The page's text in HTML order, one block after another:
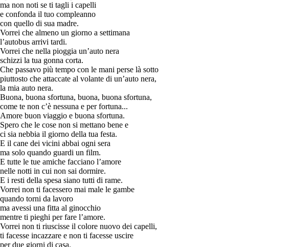
ma non noti se ti tagli i capelli
e confonda il tuo compleanno
con quello di sua madre.
Vorrei che almeno un giorno a settimana
l’autobus arrivi tardi.
Vorrei che nella pioggia un’auto nera
schizzi la tua gonna corta.
Che passavo più tempo con le mani perse là sotto
piuttosto che attaccate al volante di un’auto nera,
la mia auto nera.
Buona, buona sfortuna, buona, buona sfortuna,
come te non c’è nessuna e per fortuna...
Amore buon viaggio e buona sfortuna.
Spero che le cose non si mettano bene e
ci sia nebbia il giorno della tua festa.
E il cane dei vicini abbai ogni sera
ma solo quando guardi un film.
E tutte le tue amiche facciano l’amore
nelle notti in cui non sai dormire.
E i resti della spesa siano tutti di rame.
Vorrei non ti facessero mai male le gambe
quando torni da lavoro
ma avessi una fitta al ginocchio
mentre ti pieghi per fare l’amore.
Vorrei non ti riuscisse il colore nuovo dei capelli,
ti facesse incazzare e non ti facesse uscire
per due giorni di casa.